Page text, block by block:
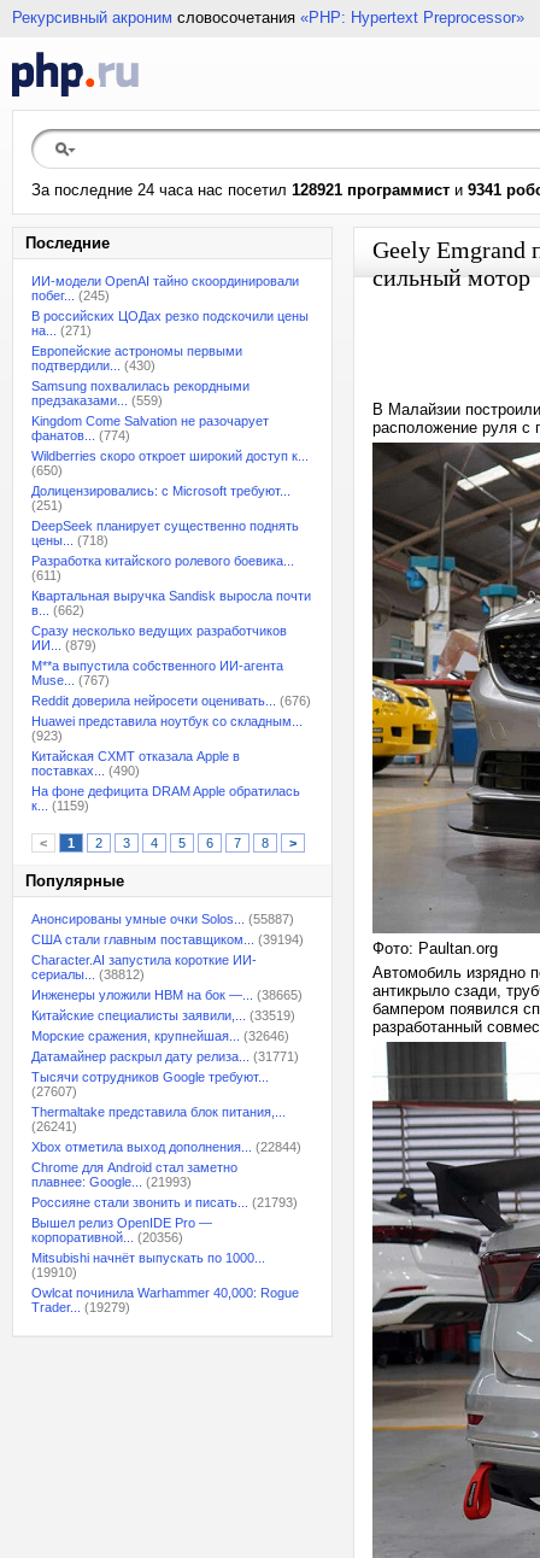
Рекурсивный акроним словосочетания «PHP: Hypertext Preprocessor»
За последние 24 часа нас посетил 128921 программист и 9341
Последние
ИИ-модели OpenAI тайно скоординировали
побег...
(245)
В российских ЦОДах резко подскочили цены
на...
(271)
Европейские астрономы первыми
подтвердили...
(430)
Samsung похвалилась рекордными
предзаказами...
(559)
Kingdom Come Salvation не разочарует
фанатов...
(774)
Wildberries скоро откроет широкий доступ к...
(650)
Долицензировались: с Microsoft требуют...
(251)
DeepSeek планирует существенно поднять
цены...
(718)
Разработка китайского ролевого боевика...
(611)
Квартальная выручка Sandisk выросла почти
в...
(662)
Сразу несколько ведущих разработчиков
ИИ...
(879)
M**a выпустила собственного ИИ-агента
Muse...
(767)
Reddit доверила нейросети оценивать...
(676)
Huawei представила ноутбук со складным...
(923)
Китайская CXMT отказала Apple в
поставках...
(490)
На фоне дефицита DRAM Apple обратилась
к...
(1159)
< 1 2 3 4 5 6 7 8 >
Популярные
Анонсированы умные очки Solos...
(55887)
США стали главным поставщиком...
(39194)
Character.AI запустила короткие ИИ-
сериалы...
(38812)
Инженеры уложили HBM на бок —...
(38665)
Китайские специалисты заявили,...
(33519)
Морские сражения, крупнейшая...
(32646)
Датамайнер раскрыл дату релиза...
(31771)
Тысячи сотрудников Google требуют...
(27607)
Thermaltake представила блок питания,...
(26241)
Xbox отметила выход дополнения...
(22844)
Chrome для Android стал заметно
плавнее: Google...
(21993)
Россияне стали звонить и писать...
(21793)
Вышел релиз OpenIDE Pro —
корпоративной...
(20356)
Mitsubishi начнёт выпускать по 1000...
(19910)
Owlcat починила Warhammer 40,000: Rogue
Trader...
(19279)
Geely Emgrand
сильный мотор
В Малайзии
расположение руля с
Фото: Paultan.org
Автомобиль изрядно
антикрыло сзади,
бампером появился
разработанный